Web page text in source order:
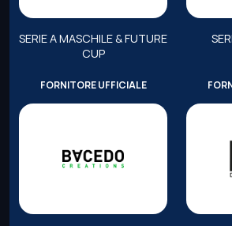
SERIE A MASCHILE & FUTURE
CUP
FORNITORE UFFICIALE